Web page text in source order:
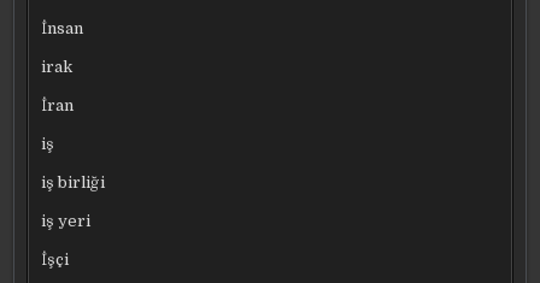
İnsan
irak
İran
iş
iş birliği
iş yeri
İşçi